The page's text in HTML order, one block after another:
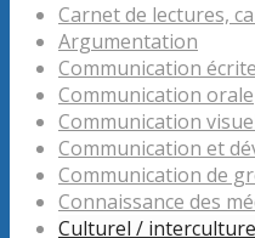
Carnet de lectures,
Argumentation
Communication écrite
Communication orale
Communication
Communication et
Communication de
Connaissance des
Culturel /